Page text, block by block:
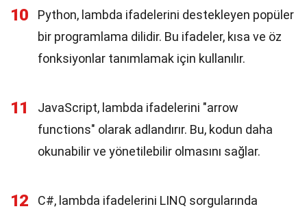
10
Python, lambda ifadelerini destekleyen popüler
bir programlama dilidir. Bu ifadeler, kısa ve öz
fonksiyonlar tanımlamak için kullanılır.
11
JavaScript, lambda ifadelerini "arrow
functions" olarak adlandırır. Bu, kodun daha
okunabilir ve yönetilebilir olmasını sağlar.
12
C#, lambda ifadelerini LINQ sorgularında